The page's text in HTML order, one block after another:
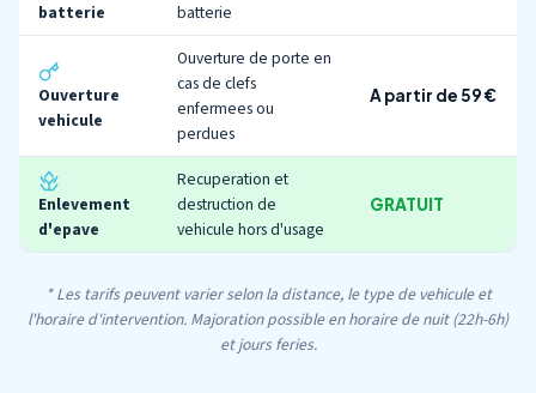
batterie
batterie
Ouverture
vehicule
Ouverture de porte en
cas de clefs
enfermees ou
perdues
A partir de 59 €
Enlevement
d'epave
Recuperation et
destruction de
vehicule hors d'usage
GRATUIT
* Les tarifs peuvent varier selon la distance, le type de vehicule et
l'horaire d'intervention. Majoration possible en horaire de nuit (22h-6h)
et jours feries.